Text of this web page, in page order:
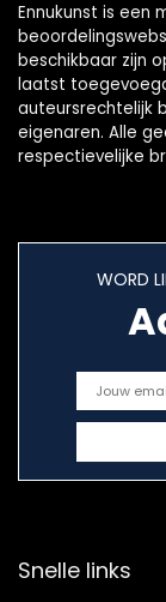
Ennukunst is een
beschikbaar zijn
laatst
auteursrechtelijk
eigenaren. Alle
respectievelijke
WORD
Snelle links